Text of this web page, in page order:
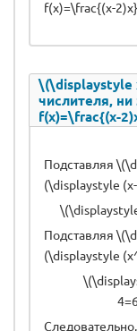
f(x)=\frac{(x-
\(\displaystyle
числителя,
f(x)=\frac{(x-
Подставляя
(\displaystyle
Подставляя
(\displaystyle